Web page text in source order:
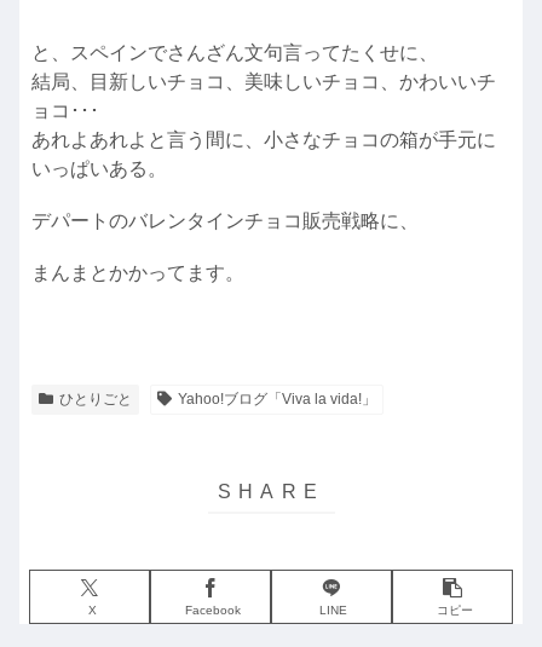
と、スペインでさんざん文句言ってたくせに、
結局、目新しいチョコ、美味しいチョコ、かわいいチ
ョコ･･･
あれよあれよと言う間に、小さなチョコの箱が手元に
いっぱいある。
デパートのバレンタインチョコ販売戦略に、
まんまとかかってます。
ひとりごと Yahoo!ブログ「Viva la vida!」
X Facebook LINE コピー